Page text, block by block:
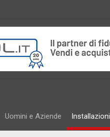
Uomini e Aziende Installazioni